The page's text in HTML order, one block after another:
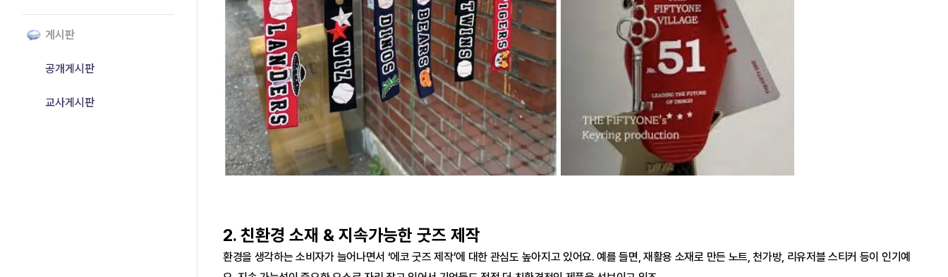
게시판
공개게시판
교사게시판
2. 친환경 소재 & 지속가능한 굿즈 제작
환경을 생각하는 소비자가 늘어나면서 ‘에코 굿즈 제작’에 대한 관심도 높아지고 있어요. 예를 들면, 재활용 소재로 만든 노트, 천가방, 리유저블 스티커 등이 인기예